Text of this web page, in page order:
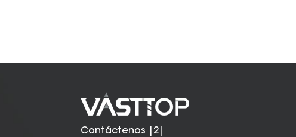
Contáctenos |2|